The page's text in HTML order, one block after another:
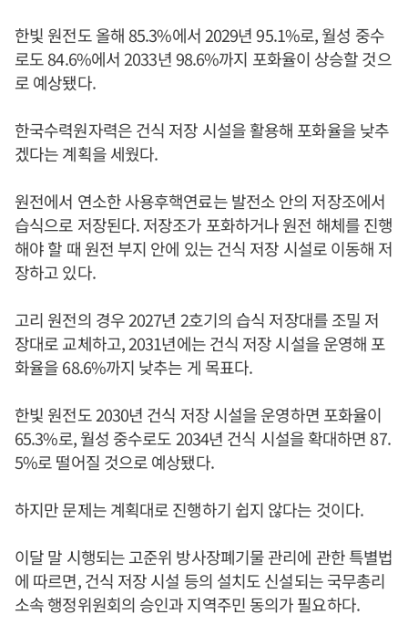
한빛 원전도 올해 85.3%에서 2029년 95.1%로, 월성 중수
로도 84.6%에서 2033년 98.6%까지 포화율이 상승할 것으
로 예상됐다.
한국수력원자력은 건식 저장 시설을 활용해 포화율을 낮추
겠다는 계획을 세웠다.
원전에서 연소한 사용후핵연료는 발전소 안의 저장조에서
습식으로 저장된다. 저장조가 포화하거나 원전 해체를 진행
해야 할 때 원전 부지 안에 있는 건식 저장 시설로 이동해 저
장하고 있다.
고리 원전의 경우 2027년 2호기의 습식 저장대를 조밀 저
장대로 교체하고, 2031년에는 건식 저장 시설을 운영해 포
화율을 68.6%까지 낮추는 게 목표다.
한빛 원전도 2030년 건식 저장 시설을 운영하면 포화율이
65.3%로, 월성 중수로도 2034년 건식 시설을 확대하면 87.
5%로 떨어질 것으로 예상됐다.
하지만 문제는 계획대로 진행하기 쉽지 않다는 것이다.
이달 말 시행되는 고준위 방사장폐기물 관리에 관한 특별법
에 따르면, 건식 저장 시설 등의 설치도 신설되는 국무총리
소속 행정위원회의 승인과 지역주민 동의가 필요하다.